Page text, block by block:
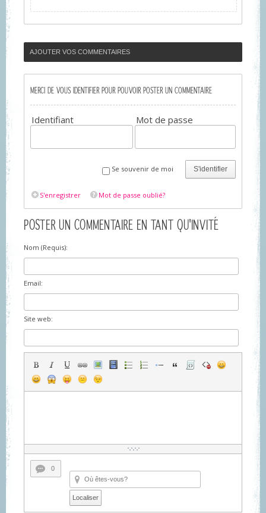
AJOUTER VOS COMMENTAIRES
MERCI DE VOUS IDENTIFIER POUR POUVOIR POSTER UN COMMENTAIRE
Identifiant Mot de passe
S'identifier
Se souvenir de moi
S'enregistrer Mot de passe oublié?
POSTER UN COMMENTAIRE EN TANT QU'INVITÉ
Nom (Requis):
Email:
Site web:
0
Localiser